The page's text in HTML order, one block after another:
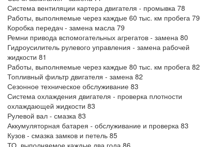
Система вентиляции картера двигателя - промывка 78
Работы, выполняемые через каждые 60 тыс. км пробега 79
Коробка передач - замена масла 79
Ремни привода вспомогательных агрегатов - замена 80
Гидроусилитель рулевого управления - замена рабочей
жидкости 81
Работы, выполняемые через каждые 80 тыс. км пробега 82
Топливный фильтр двигателя - замена 82
Сезонное техническое обслуживание 83
Система охлаждения двигателя - проверка плотности
охлаждающей жидкости 83
Рулевой вал - смазка 83
Аккумуляторная батарея - обслуживание и проверка 83
Кузов - смазка замков и петель 85
ТО, выполняемое каждые два года 86